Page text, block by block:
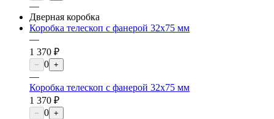
—
Дверная коробка
Коробка телескоп с фанерой 32х75 мм
—
1 370 ₽
− 0 +
—
Коробка телескоп с фанерой 32х75 мм
1 370 ₽
− 0 +